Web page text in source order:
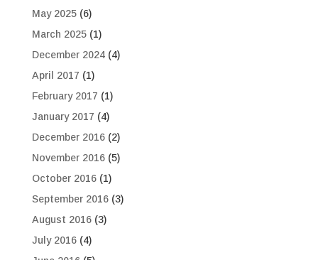
May 2025(6)
March 2025(1)
December 2024(4)
April 2017 (1)
February 2017 (1)
January 2017 (4)
December 2016(2)
November 2016(5)
October 2016(1)
September 2016(3)
August 2016(3)
July 2016(4)